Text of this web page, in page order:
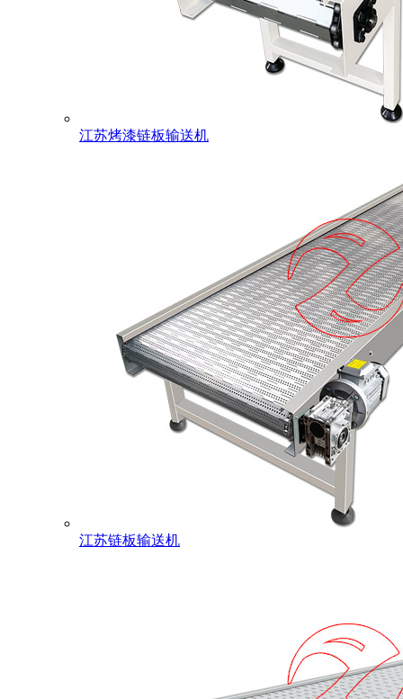
江苏烤漆链板输送机
江苏链板输送机